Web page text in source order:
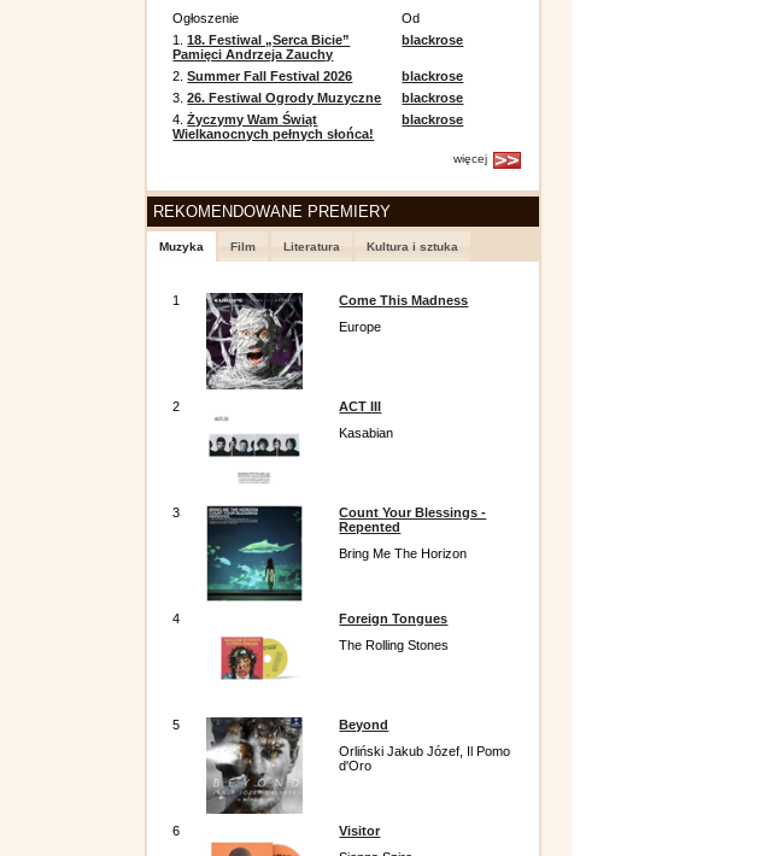
Ogłoszenie
Od
1.18. Festiwal „Serca Bicie”
Pamięci Andrzeja Zauchy
blackrose
2.Summer Fall Festival 2026
blackrose
3.26. Festiwal Ogrody Muzyczne
blackrose
4.Życzymy Wam Świąt
Wielkanocnych pełnych słońca!
blackrose
więcej
REKOMENDOWANE PREMIERY
Muzyka Film Literatura Kultura i sztuka
1
Come This Madness
Europe
2
ACT III
Kasabian
3
Count Your Blessings -
Repented
Bring Me The Horizon
4
Foreign Tongues
The Rolling Stones
5
Beyond
Orliński Jakub Józef, Il Pomo
d'Oro
6
Visitor